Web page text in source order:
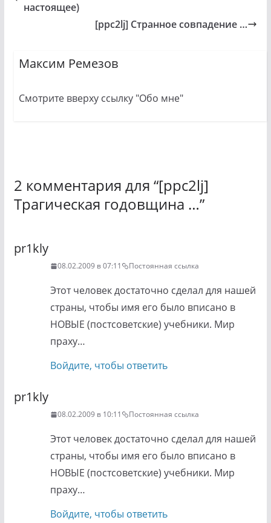
настоящее)
[ppc2lj] Странное совпадение …
Максим Ремезов
Смотрите вверху ссылку "Обо мне"
2 комментария для “[ppc2lj]
Трагическая годовщина …”
pr1kly
08.02.2009 в 07:11 Постоянная ссылка
Этот человек достаточно сделал для нашей
страны, чтобы имя его было вписано в
НОВЫЕ (постсоветские) учебники. Мир
праху…
Войдите, чтобы ответить
pr1kly
08.02.2009 в 10:11 Постоянная ссылка
Этот человек достаточно сделал для нашей
страны, чтобы имя его было вписано в
НОВЫЕ (постсоветские) учебники. Мир
праху…
Войдите, чтобы ответить